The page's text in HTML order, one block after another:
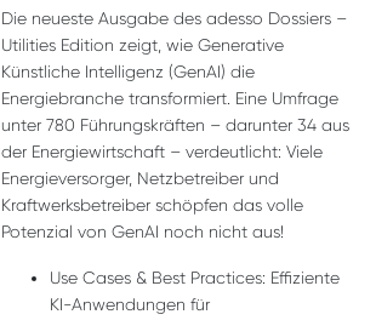
Die neueste Ausgabe des adesso Dossiers –
Utilities Edition zeigt, wie Generative
Künstliche Intelligenz (GenAI) die
Energiebranche transformiert. Eine Umfrage
unter 780 Führungskräften – darunter 34 aus
der Energiewirtschaft – verdeutlicht: Viele
Energieversorger, Netzbetreiber und
Kraftwerksbetreiber schöpfen das volle
Potenzial von GenAI noch nicht aus!
Use Cases & Best Practices: Effiziente
KI-Anwendungen für